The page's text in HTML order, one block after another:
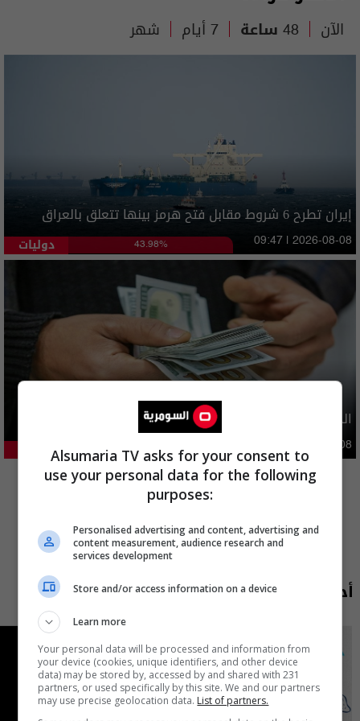
الآن 48 ساعة 7 أيام شهر
إيران تطرح 6 شروط مقابل فتح هرمز بينها تتعلق بالعراق
دوليات 43.98% 09:47 | 2026-08-08
الدولار ينخفض اليوم.. الأسعار مقاربة لـ 150 الفا
اقتصاد 23.11% 04:08 | 2026-08-08
المزيد
أحدث الحلقات
Alsumaria TV asks for your consent to
use your personal data for the following
purposes:
Personalised advertising and content, advertising and
content measurement, audience research and
services development
Store and/or access information on a device
Learn more
Your personal data will be processed and information from
your device (cookies, unique identifiers, and other device
data) may be stored by, accessed by and shared with 231
partners, or used specifically by this site. We and our partners
may use precise geolocation data. List of partners.